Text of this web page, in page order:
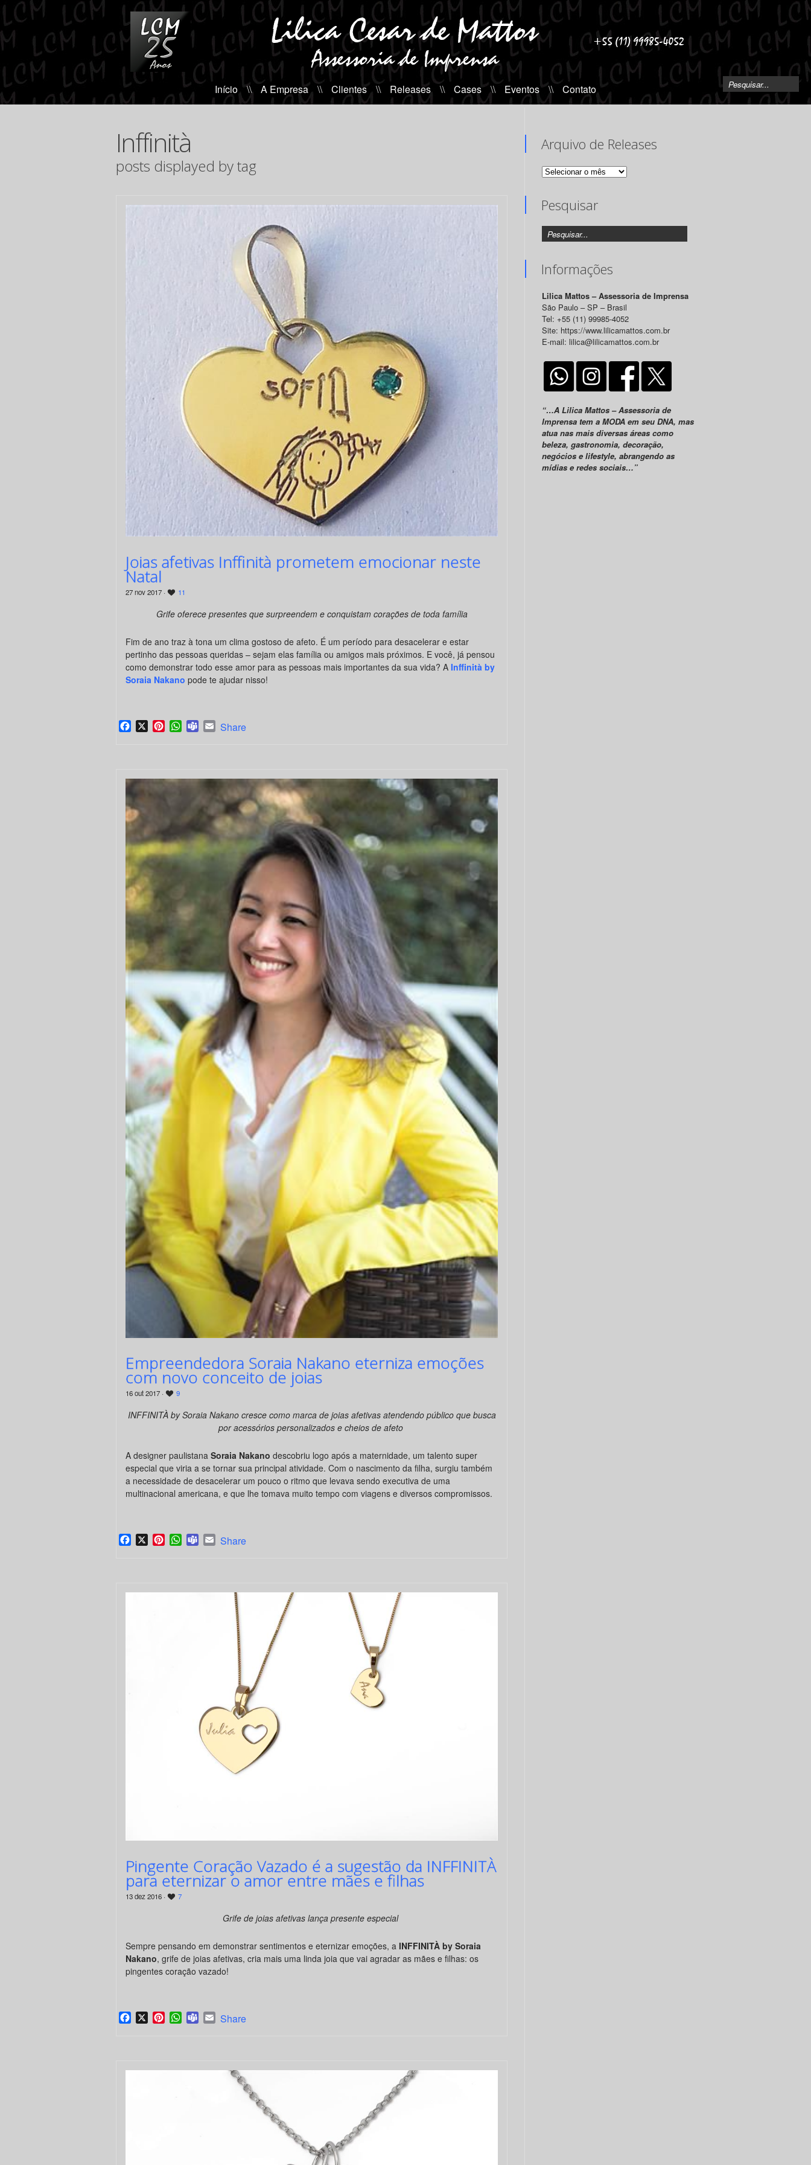
Início \\ A Empresa \\ Clientes \\ Releases \\ Cases \\ Eventos \\ Contato
Inffinità
posts displayed by tag
Joias afetivas Inffinità prometem emocionar neste
Natal
27 nov 2017 · 11
Grife oferece presentes que surpreendem e conquistam corações de toda família
Fim de ano traz à tona um clima gostoso de afeto. É um período para desacelerar e estar
pertinho das pessoas queridas – sejam elas família ou amigos mais próximos. E você, já pensou
como demonstrar todo esse amor para as pessoas mais importantes da sua vida? A Inffinità by
Soraia Nakano pode te ajudar nisso!
Facebook
X PinterestWhatsApp
TeamsEmail
Share
Empreendedora Soraia Nakano eterniza emoções
com novo conceito de joias
16 out 2017 · 9
INFFINITÀ by Soraia Nakano cresce como marca de joias afetivas atendendo público que busca
por acessórios personalizados e cheios de afeto
A designer paulistana Soraia Nakano descobriu logo após a maternidade, um talento super
especial que viria a se tornar sua principal atividade. Com o nascimento da filha, surgiu também
a necessidade de desacelerar um pouco o ritmo que levava sendo executiva de uma
multinacional americana, e que lhe tomava muito tempo com viagens e diversos compromissos.
Facebook
X PinterestWhatsApp
TeamsEmail
Share
Pingente Coração Vazado é a sugestão da INFFINITÀ
para eternizar o amor entre mães e filhas
13 dez 2016 · 7
Grife de joias afetivas lança presente especial
Sempre pensando em demonstrar sentimentos e eternizar emoções, a INFFINITÀ by Soraia
Nakano, grife de joias afetivas, cria mais uma linda joia que vai agradar as mães e filhas: os
pingentes coração vazado!
Facebook
X PinterestWhatsApp
TeamsEmail
Share
Arquivo de Releases
Arquivo
Pesquisar
Informações
Lilica Mattos – Assessoria de Imprensa
São Paulo – SP – Brasil
Tel: +55 (11) 99985-4052
Site: https://www.lilicamattos.com.br
E-mail: lilica@lilicamattos.com.br
“…A Lilica Mattos – Assessoria de
Imprensa tem a MODA em seu DNA, mas
atua nas mais diversas áreas como
beleza, gastronomia, decoração,
negócios e lifestyle, abrangendo as
mídias e redes sociais…”